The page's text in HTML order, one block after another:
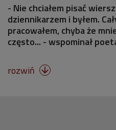
- Nie chciałem pisać
dziennikarzem i byłem.
pracowałem, chyba że
często... - wspominał
rozwiń 